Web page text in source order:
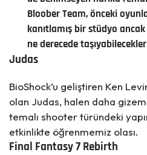
Bloober Team, önceki
kanıtlamış bir stüdyo ancak
ne derecede
Judas
BioShock’u geliştiren Ken
olan Judas, halen daha
temalı shooter türündeki
etkinlikte öğrenmemiz olası.
Final Fantasy 7 Rebirth